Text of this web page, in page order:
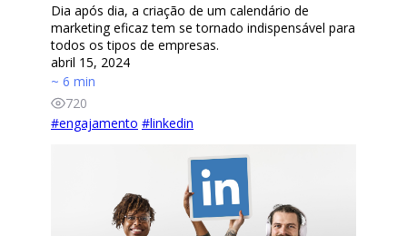
Dia após dia, a criação de um calendário de
marketing eficaz tem se tornado indispensável para
todos os tipos de empresas.
abril 15, 2024
~ 6 min
720
#engajamento #linkedin